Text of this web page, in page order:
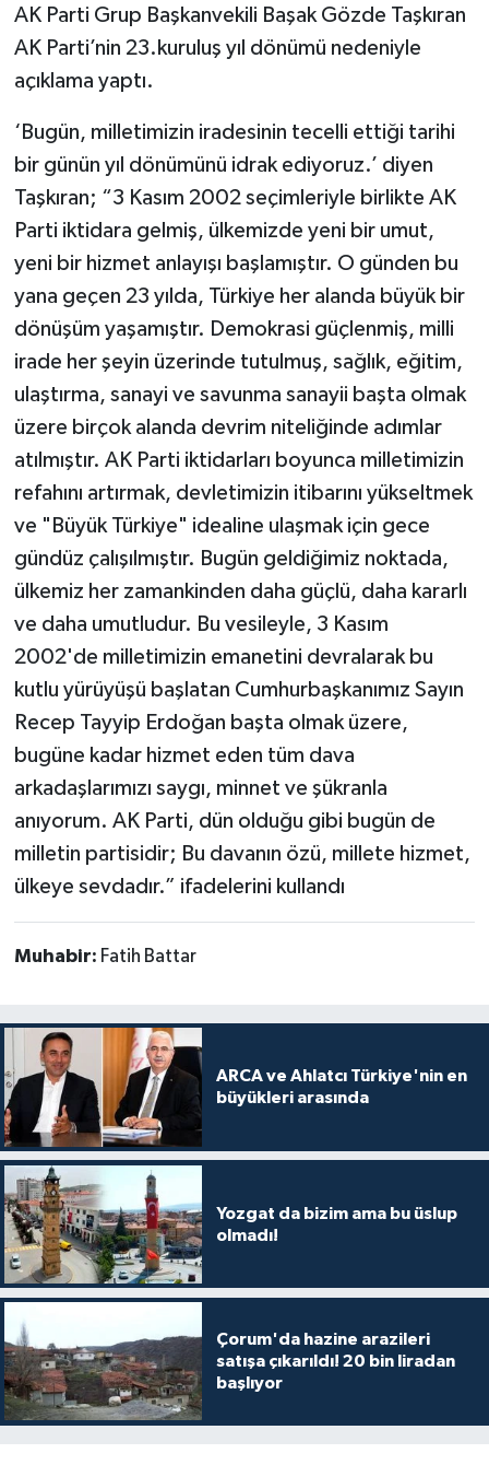
AK Parti Grup Başkanvekili Başak Gözde Taşkıran
AK Parti’nin 23.kuruluş yıl dönümü nedeniyle
açıklama yaptı.
‘Bugün, milletimizin iradesinin tecelli ettiği tarihi
bir günün yıl dönümünü idrak ediyoruz.’ diyen
Taşkıran; “3 Kasım 2002 seçimleriyle birlikte AK
Parti iktidara gelmiş, ülkemizde yeni bir umut,
yeni bir hizmet anlayışı başlamıştır. O günden bu
yana geçen 23 yılda, Türkiye her alanda büyük bir
dönüşüm yaşamıştır. Demokrasi güçlenmiş, milli
irade her şeyin üzerinde tutulmuş, sağlık, eğitim,
ulaştırma, sanayi ve savunma sanayii başta olmak
üzere birçok alanda devrim niteliğinde adımlar
atılmıştır. AK Parti iktidarları boyunca milletimizin
refahını artırmak, devletimizin itibarını yükseltmek
ve "Büyük Türkiye" idealine ulaşmak için gece
gündüz çalışılmıştır. Bugün geldiğimiz noktada,
ülkemiz her zamankinden daha güçlü, daha kararlı
ve daha umutludur. Bu vesileyle, 3 Kasım
2002'de milletimizin emanetini devralarak bu
kutlu yürüyüşü başlatan Cumhurbaşkanımız Sayın
Recep Tayyip Erdoğan başta olmak üzere,
bugüne kadar hizmet eden tüm dava
arkadaşlarımızı saygı, minnet ve şükranla
anıyorum. AK Parti, dün olduğu gibi bugün de
milletin partisidir; Bu davanın özü, millete hizmet,
ülkeye sevdadır.” ifadelerini kullandı
Muhabir: Fatih Battar
ARCA ve Ahlatcı Türkiye'nin en
büyükleri arasında
Yozgat da bizim ama bu üslup
olmadı!
Çorum'da hazine arazileri
satışa çıkarıldı! 20 bin liradan
başlıyor